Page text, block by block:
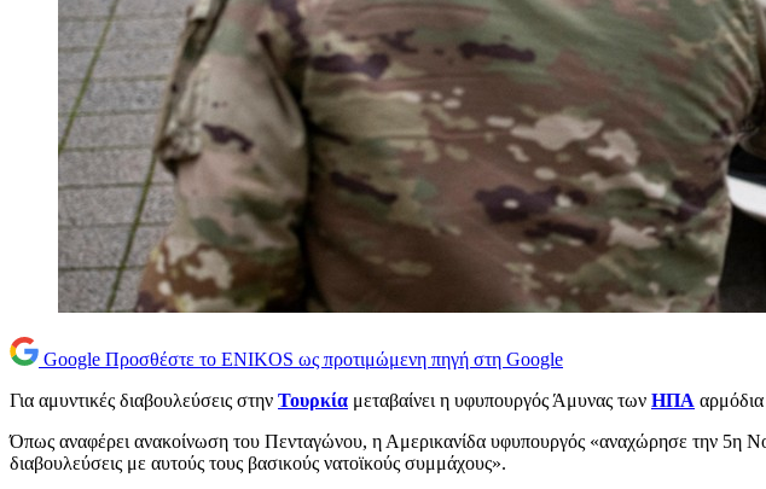
Google Προσθέστε το ENIKOS ως προτιμώμενη πηγή στη Google
Για αμυντικές διαβουλεύσεις στην Τουρκία μεταβαίνει η υφυπουργός Άμυνας των ΗΠΑ
Όπως αναφέρει ανακοίνωση του Πενταγώνου, η Αμερικανίδα υφυπουργός «αναχώρησε την 5η
διαβουλεύσεις με αυτούς τους βασικούς νατοϊκούς συμμάχους».